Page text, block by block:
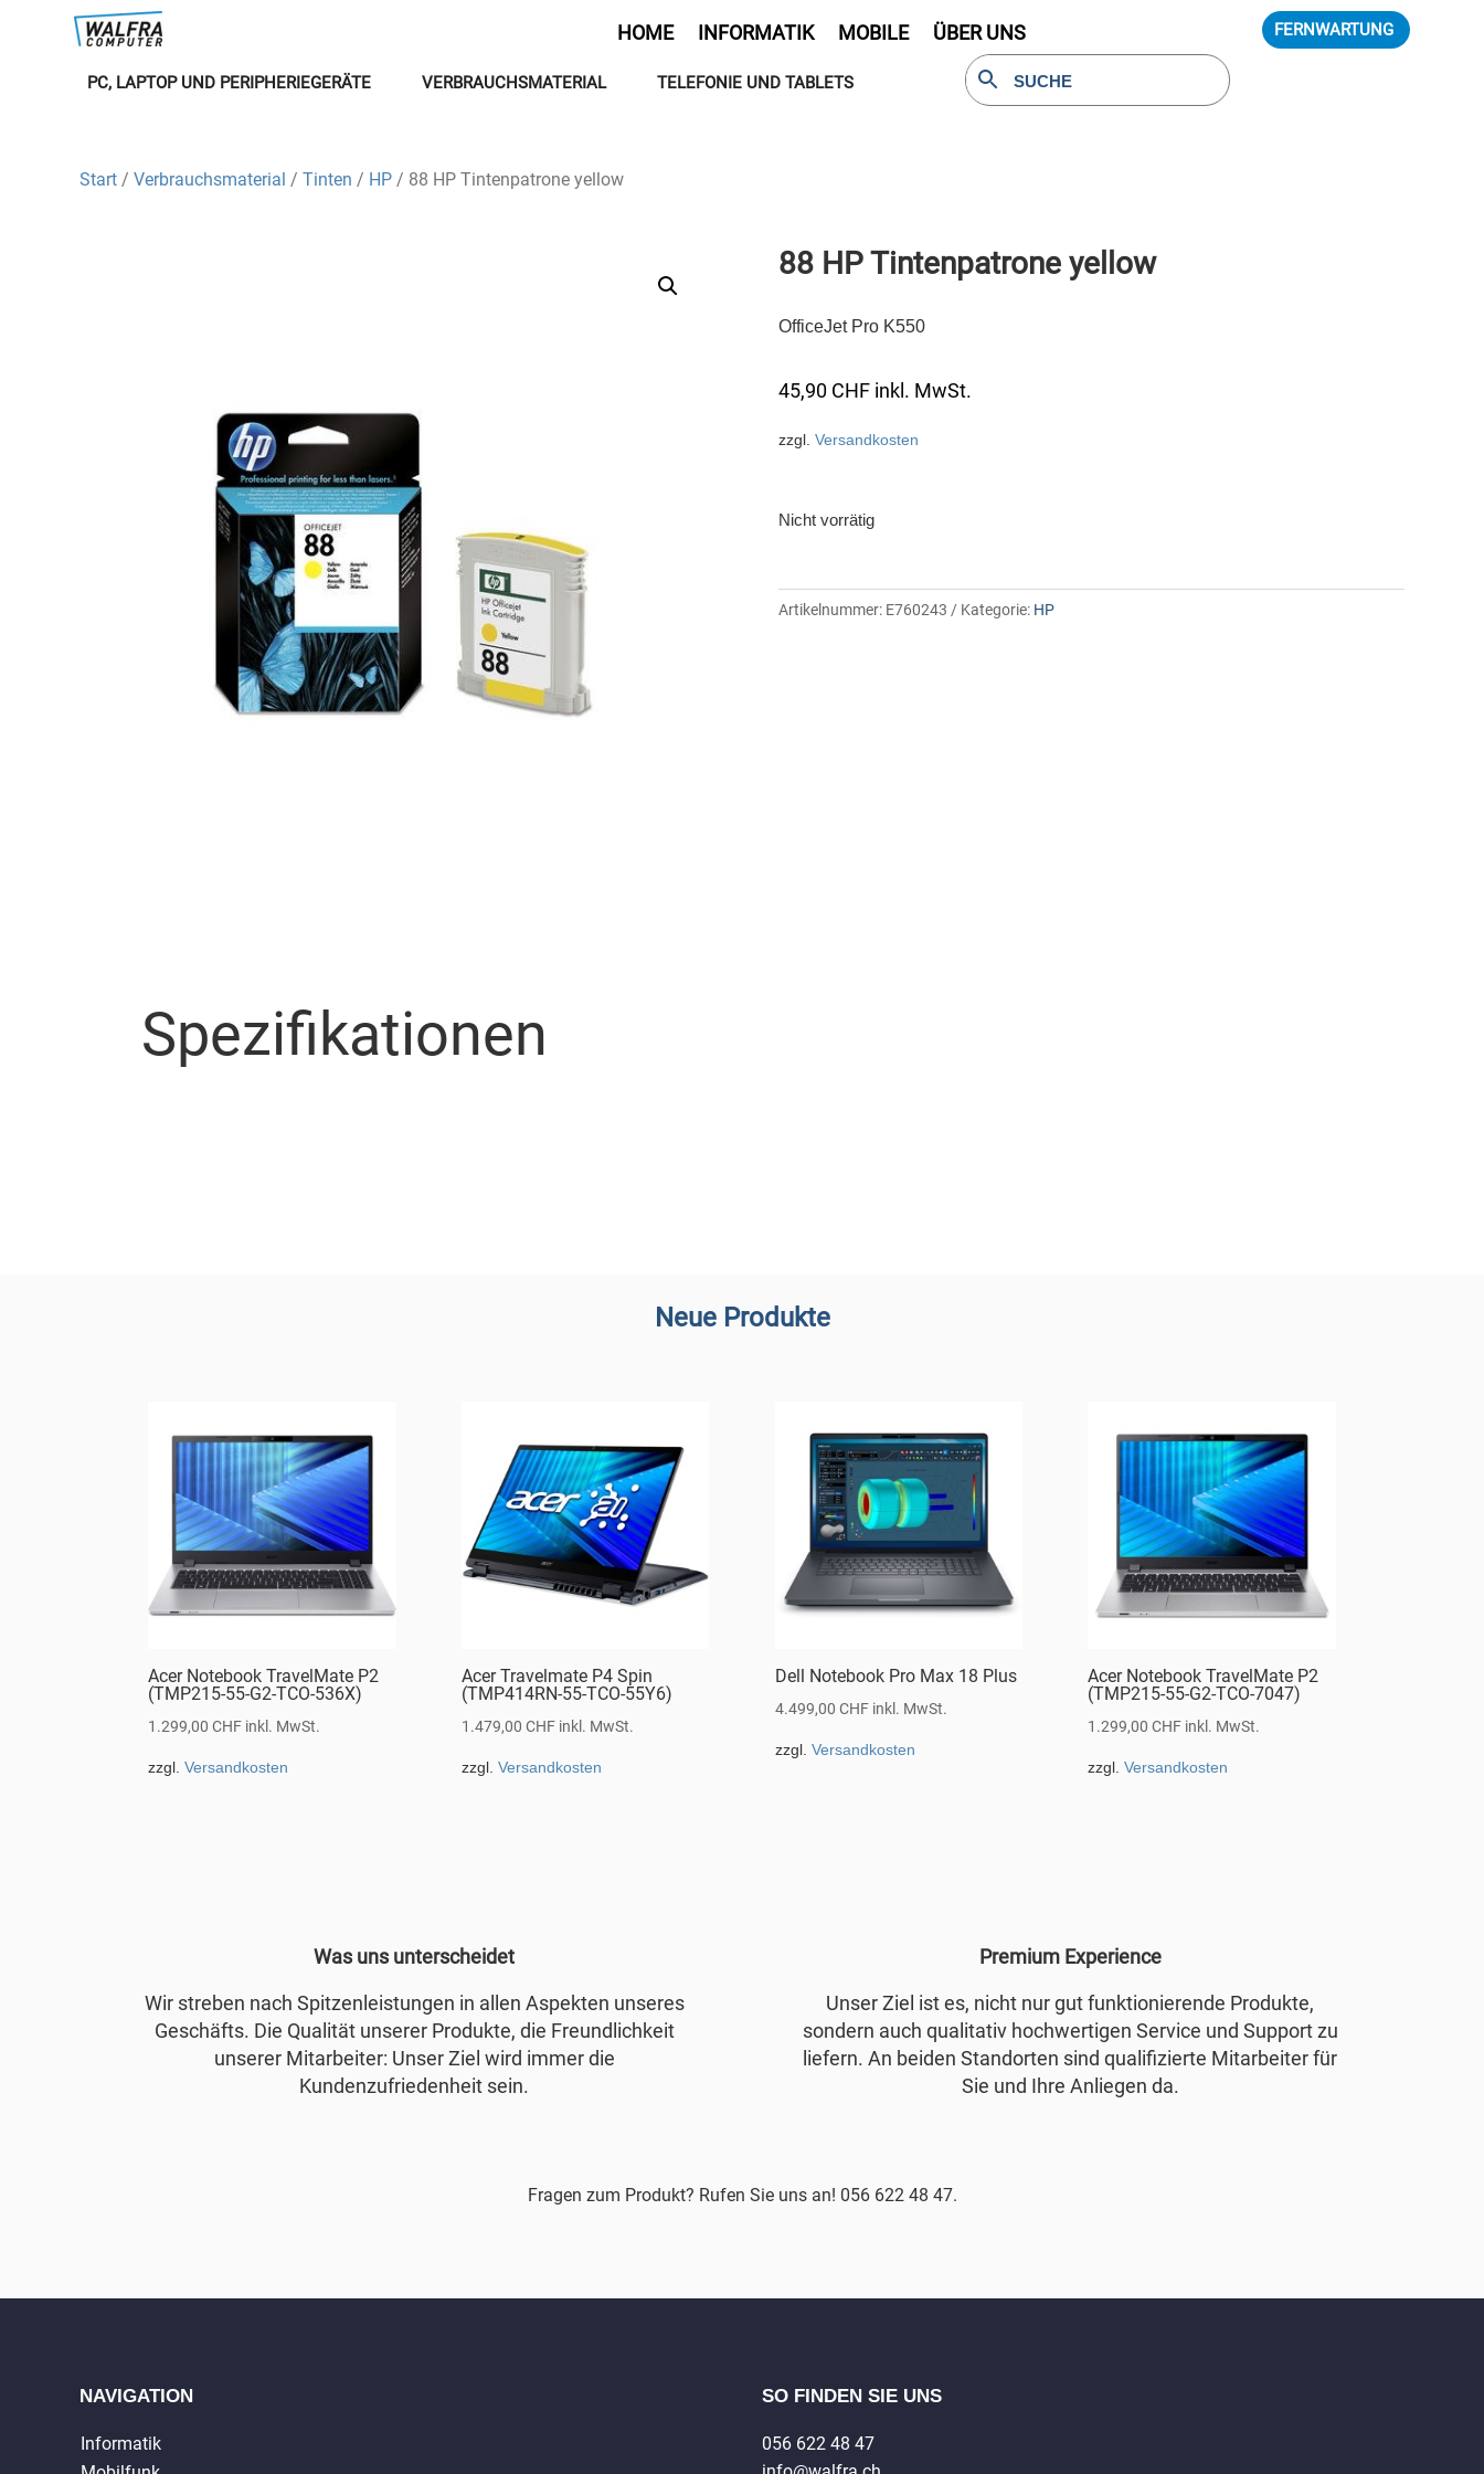
HOME INFORMATIK MOBILE ÜBER UNS FERNWARTUNG
PC, LAPTOP UND PERIPHERIEGERÄTE VERBRAUCHSMATERIAL TELEFONIE UND TABLETS
Start / Verbrauchsmaterial / Tinten / HP / 88 HP Tintenpatrone yellow
88 HP Tintenpatrone yellow
OfficeJet Pro K550
45,90 CHF inkl. MwSt.
zzgl. Versandkosten
Nicht vorrätig
Artikelnummer: E760243 Kategorie: HP
Spezifikationen
Neue Produkte
Acer Notebook TravelMate P2
(TMP215-55-G2-TCO-536X)
1.299,00CHF inkl. MwSt.
zzgl.Versandkosten
Acer Travelmate P4 Spin
(TMP414RN-55-TCO-55Y6)
1.479,00 CHF inkl. MwSt.
zzgl. Versandkosten
Dell Notebook Pro Max 18 Plus
4.499,00 CHF inkl. MwSt.
zzgl. Versandkosten
Acer Notebook TravelMate P2
(TMP215-55-G2-TCO-7047)
1.299,00CHF inkl. MwSt.
zzgl.Versandkosten
Was uns unterscheidet
Wir streben nach Spitzenleistungen in allen Aspekten unseres
Geschäfts. Die Qualität unserer Produkte, die Freundlichkeit
unserer Mitarbeiter: Unser Ziel wird immer die
Kundenzufriedenheit sein.
Premium Experience
Unser Ziel ist es, nicht nur gut funktionierende Produkte,
sondern auch qualitativ hochwertigen Service und Support zu
liefern. An beiden Standorten sind qualifizierte Mitarbeiter für
Sie und Ihre Anliegen da.
Fragen zum Produkt? Rufen Sie uns an! 056 622 48 47.
NAVIGATION
Informatik
SO FINDEN SIE UNS
056 622 48 47